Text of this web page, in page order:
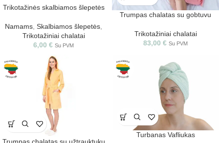
Trikotažinės skalbiamos šlepetės
Namams, Skalbiamos šlepetės,
Trikotažiniai chalatai
6,00 € Su PVM
Trumpas chalatas su gobtuvu
Trikotažiniai chalatai
83,00 € Su PVM
Turbanas Vafliukas